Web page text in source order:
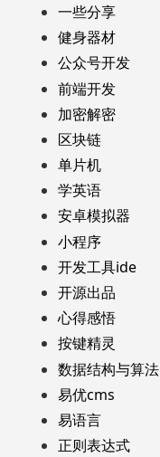
一些分享
健身器材
公众号开发
前端开发
加密解密
区块链
单片机
学英语
安卓模拟器
小程序
开发工具ide
开源出品
心得感悟
按键精灵
数据结构与算法
易优cms
易语言
正则表达式